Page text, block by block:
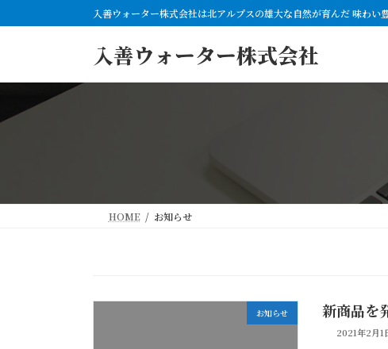
ン
ツ
ス
ビ
シ
ン
入善ウォーター株式会社は北アルプスの雄大な自然が育んだ 味わい
入善ウォーター株式会社
HOME お知らせ
お知らせ 新商品を
2021年2月1